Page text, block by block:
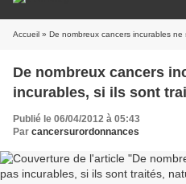
Accueil » De nombreux cancers incurables ne
De nombreux cancers
incurables, si ils sont
Publié le 06/04/2012 à 05:43
Par cancersurordonnances